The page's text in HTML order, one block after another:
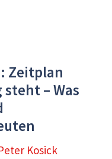
Zeitplan
– Was
Kosick